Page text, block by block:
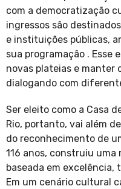
com a democratização
ingressos são
e instituições públicas,
sua programação .
novas plateias e manter
dialogando com
Ser eleito como a Casa
Rio, portanto, vai além
do reconhecimento de
116 anos, construiu uma
baseada em
Em um cenário cultural